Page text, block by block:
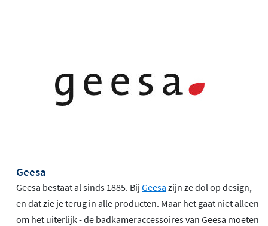
Geesa
Geesa bestaat al sinds 1885. Bij Geesa zijn ze dol op design,
en dat zie je terug in alle producten. Maar het gaat niet alleen
om het uiterlijk - de badkameraccessoires van Geesa moeten